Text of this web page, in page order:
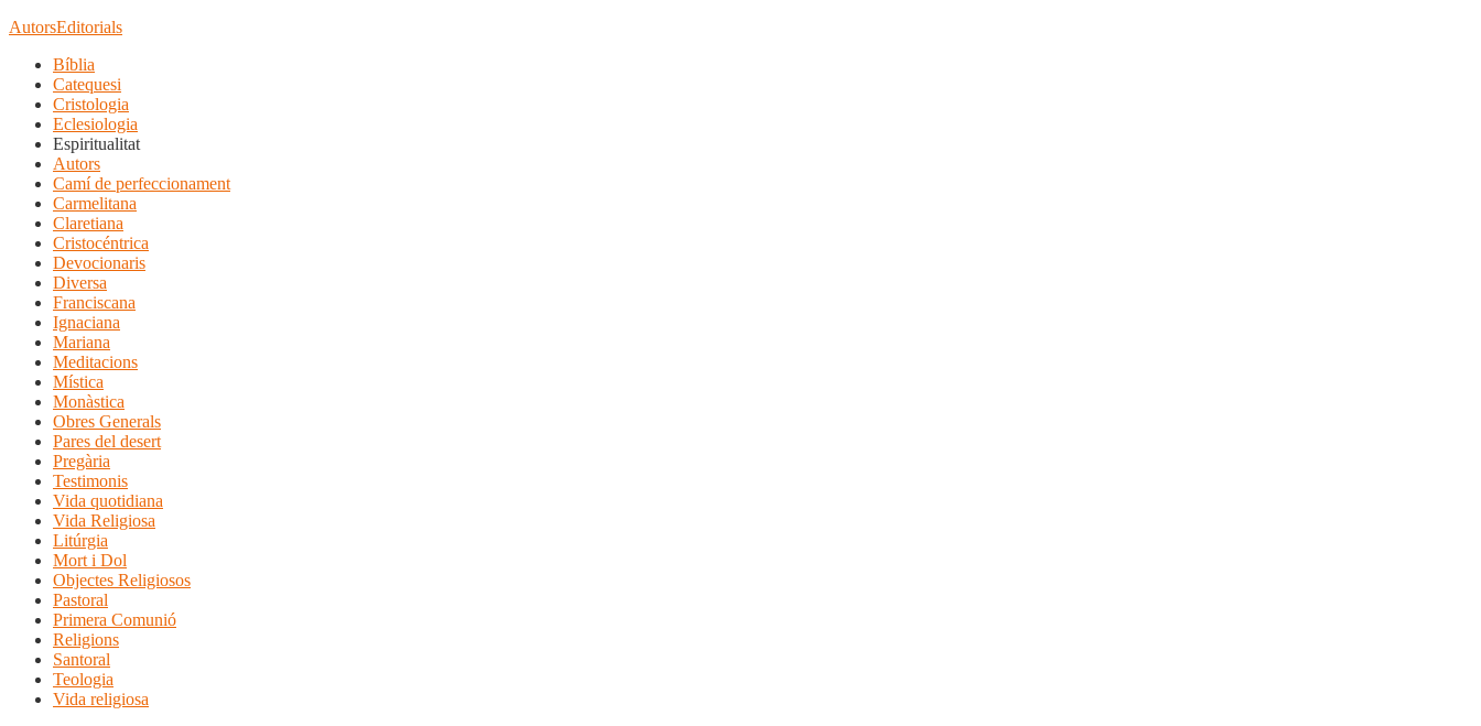
AutorsEditorials
Bíblia
Catequesi
Cristologia
Eclesiologia
Espiritualitat
Autors
Camí de perfeccionament
Carmelitana
Claretiana
Cristocéntrica
Devocionaris
Diversa
Franciscana
Ignaciana
Mariana
Meditacions
Mística
Monàstica
Obres Generals
Pares del desert
Pregària
Testimonis
Vida quotidiana
Vida Religiosa
Litúrgia
Mort i Dol
Objectes Religiosos
Pastoral
Primera Comunió
Religions
Santoral
Teologia
Vida religiosa